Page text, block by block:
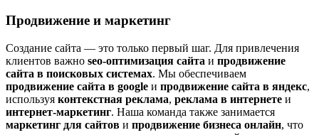
Продвижение и маркетинг
Создание сайта — это только первый шаг. Для привлечения
клиентов важно seo-оптимизация сайта и продвижение
сайта в поисковых системах. Мы обеспечиваем
продвижение сайта в google и продвижение сайта в яндекс,
используя контекстная реклама, реклама в интернете и
интернет-маркетинг. Наша команда также занимается
маркетинг для сайтов и продвижение бизнеса онлайн, что